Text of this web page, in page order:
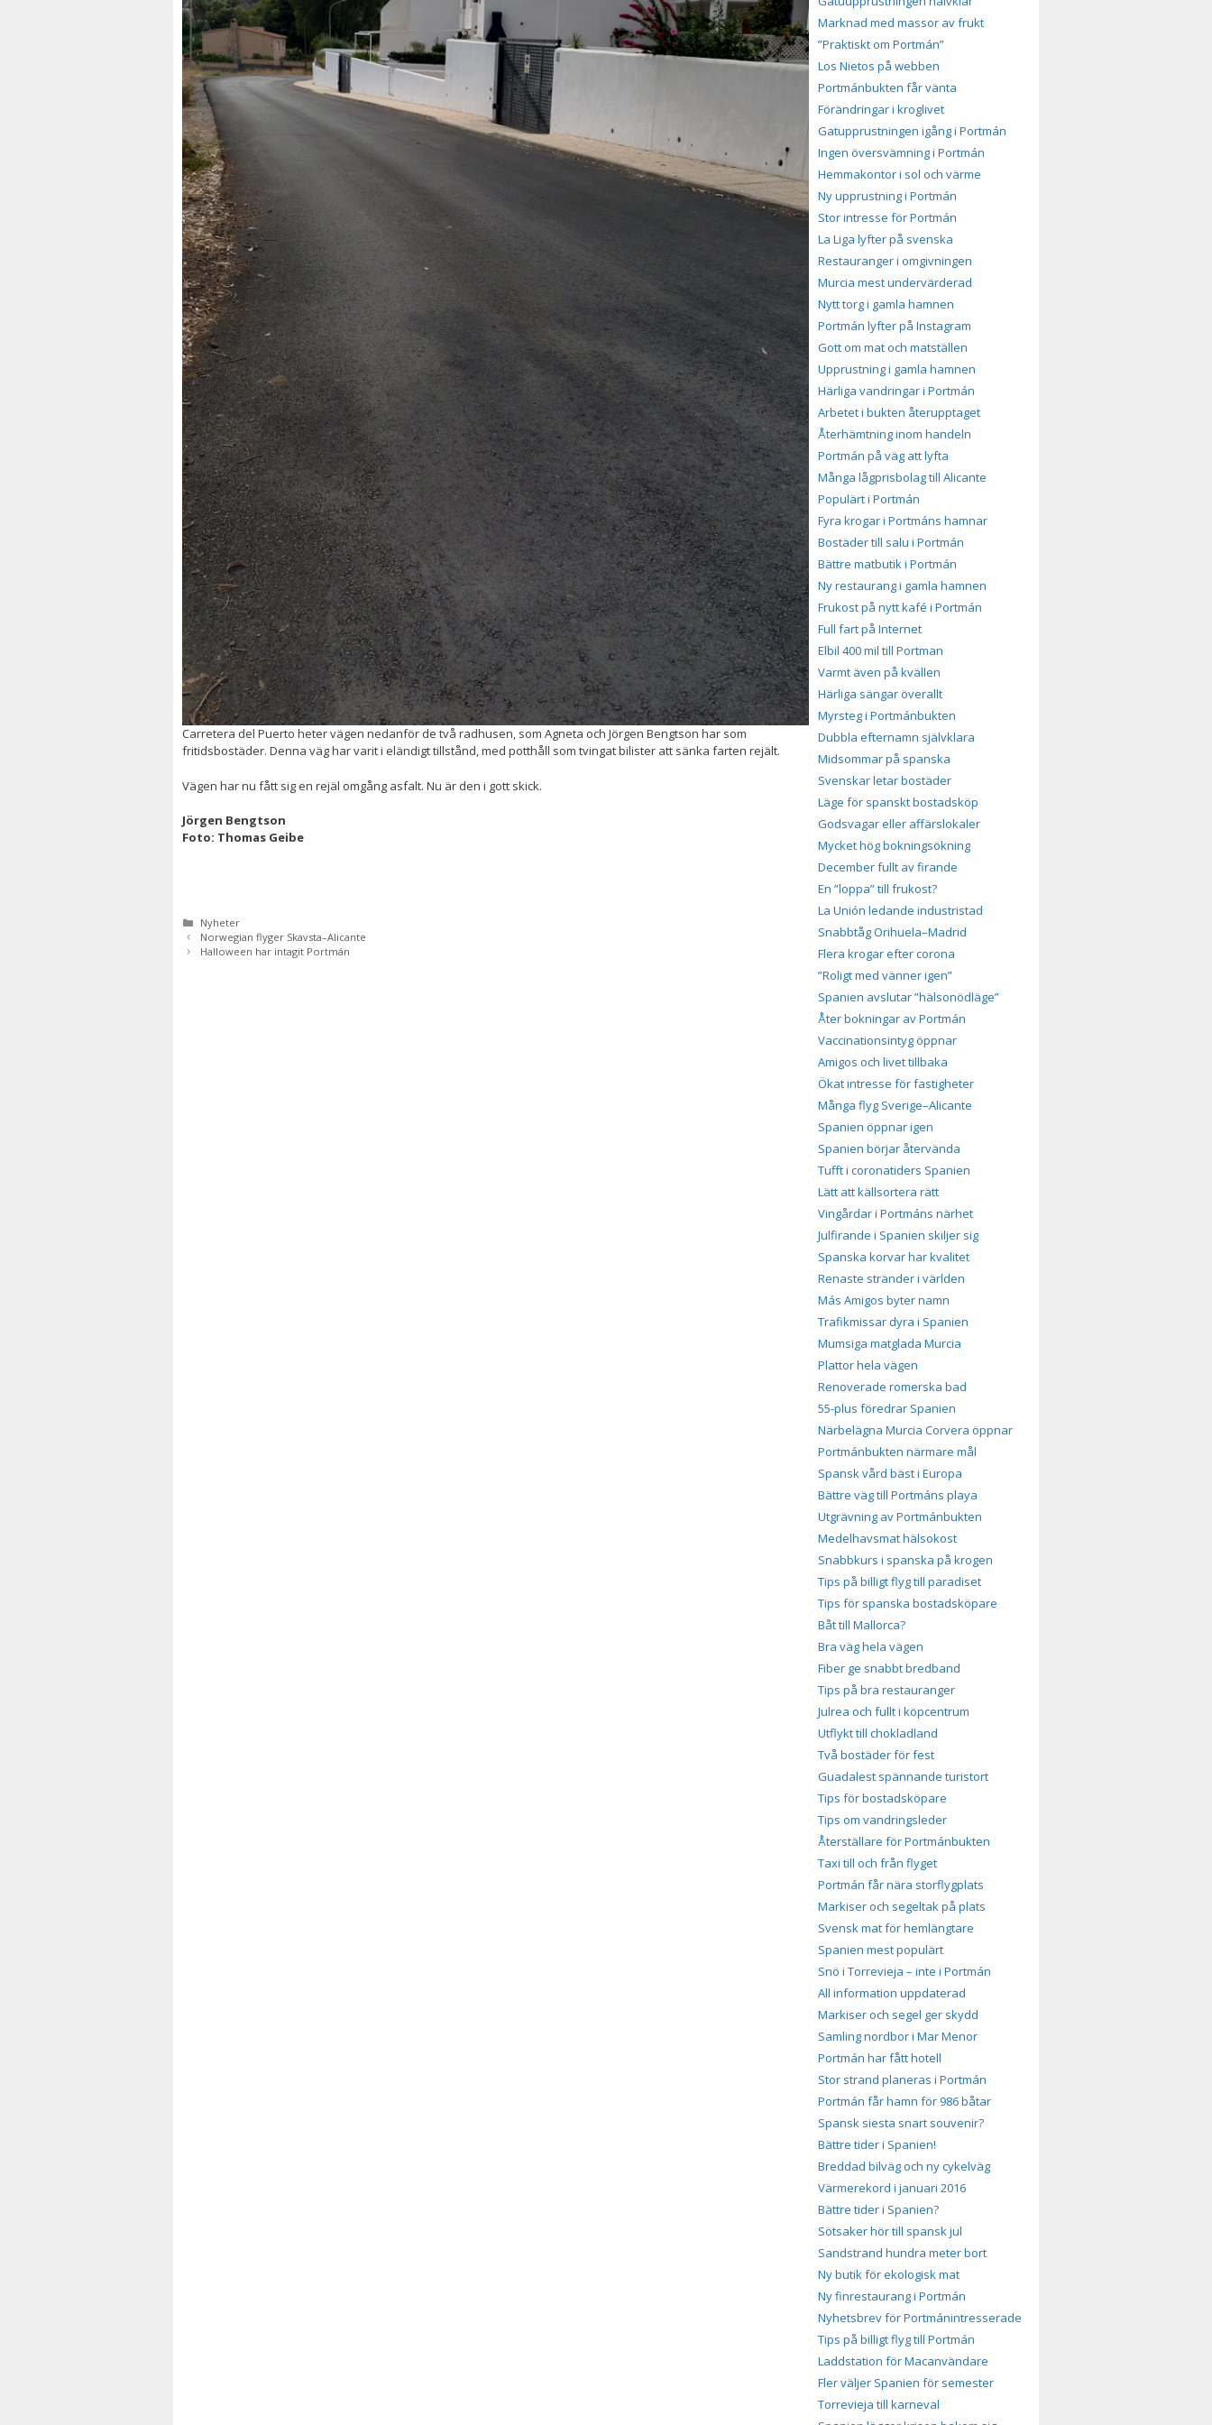
Carretera del Puerto heter vägen nedanför de två radhusen, som Agneta och Jörgen Bengtson har som
fritidsbostäder. Denna väg har varit i eländigt tillstånd, med potthåll som tvingat bilister att sänka farten rejält.
Vägen har nu fått sig en rejäl omgång asfalt. Nu är den i gott skick.
Jörgen Bengtson
Foto: Thomas Geibe
Kategorier
Nyheter
Norwegian flyger Skavsta–Alicante
Halloween har intagit Portmán
Marknad med massor av frukt
”Praktiskt om Portmán”
Los Nietos på webben
Portmánbukten får vänta
Förändringar i kroglivet
Gatupprustningen igång i Portmán
Ingen översvämning i Portmán
Hemmakontor i sol och värme
Ny upprustning i Portmán
Stor intresse för Portmán
La Liga lyfter på svenska
Restauranger i omgivningen
Murcia mest undervärderad
Nytt torg i gamla hamnen
Portmán lyfter på Instagram
Gott om mat och matställen
Upprustning i gamla hamnen
Härliga vandringar i Portmán
Arbetet i bukten återupptaget
Återhämtning inom handeln
Portmán på väg att lyfta
Många lågprisbolag till Alicante
Populärt i Portmán
Fyra krogar i Portmáns hamnar
Bostäder till salu i Portmán
Bättre matbutik i Portmán
Ny restaurang i gamla hamnen
Frukost på nytt kafé i Portmán
Full fart på Internet
Elbil 400 mil till Portman
Varmt även på kvällen
Härliga sängar överallt
Myrsteg i Portmánbukten
Dubbla efternamn självklara
Midsommar på spanska
Svenskar letar bostäder
Läge för spanskt bostadsköp
Godsvagar eller affärslokaler
Mycket hög bokningsökning
December fullt av firande
En ”loppa” till frukost?
La Unión ledande industristad
Snabbtåg Orihuela–Madrid
Flera krogar efter corona
”Roligt med vänner igen”
Spanien avslutar ”hälsonödläge”
Åter bokningar av Portmán
Vaccinationsintyg öppnar
Amigos och livet tillbaka
Ökat intresse för fastigheter
Många flyg Sverige–Alicante
Spanien öppnar igen
Spanien börjar återvända
Tufft i coronatiders Spanien
Lätt att källsortera rätt
Vingårdar i Portmáns närhet
Julfirande i Spanien skiljer sig
Spanska korvar har kvalitet
Renaste stränder i världen
Más Amigos byter namn
Trafikmissar dyra i Spanien
Mumsiga matglada Murcia
Plattor hela vägen
Renoverade romerska bad
55-plus föredrar Spanien
Närbelägna Murcia Corvera öppnar
Portmánbukten närmare mål
Spansk vård bäst i Europa
Bättre väg till Portmáns playa
Utgrävning av Portmánbukten
Medelhavsmat hälsokost
Snabbkurs i spanska på krogen
Tips på billigt flyg till paradiset
Tips för spanska bostadsköpare
Båt till Mallorca?
Bra väg hela vägen
Fiber ge snabbt bredband
Tips på bra restauranger
Julrea och fullt i köpcentrum
Utflykt till chokladland
Två bostäder för fest
Guadalest spännande turistort
Tips för bostadsköpare
Tips om vandringsleder
Återställare för Portmánbukten
Taxi till och från flyget
Portmán får nära storflygplats
Markiser och segeltak på plats
Svensk mat för hemlängtare
Spanien mest populärt
Snö i Torrevieja – inte i Portmán
All information uppdaterad
Markiser och segel ger skydd
Samling nordbor i Mar Menor
Portmán har fått hotell
Stor strand planeras i Portmán
Portmán får hamn för 986 båtar
Spansk siesta snart souvenir?
Bättre tider i Spanien!
Breddad bilväg och ny cykelväg
Värmerekord i januari 2016
Bättre tider i Spanien?
Sötsaker hör till spansk jul
Sandstrand hundra meter bort
Ny butik för ekologisk mat
Ny finrestaurang i Portmán
Nyhetsbrev för Portmánintresserade
Tips på billigt flyg till Portmán
Laddstation för Macanvändare
Fler väljer Spanien för semester
Torrevieja till karneval
Upplevelse
under ditt
besök. Om
du nekar de
hemsidan.
Marknadsföring
Genom att dela
med dig av dina
intressen och ditt
beteende när du
surfar ökar du
chansen att få se
personligt
anpassat innehåll
och erbjudanden.